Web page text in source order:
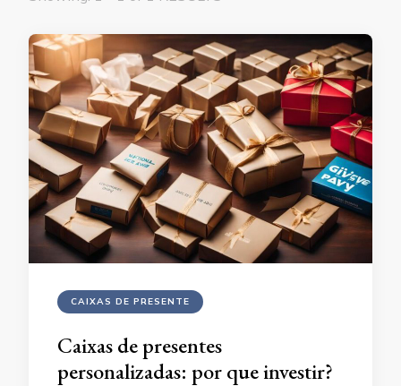
CAIXAS DE PRESENTE
Caixas de presentes
personalizadas: por que investir?